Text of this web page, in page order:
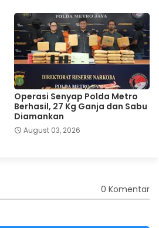
Operasi Senyap Polda Metro
Berhasil, 27 Kg Ganja dan Sabu
Diamankan
August 03, 2026
0 Komentar